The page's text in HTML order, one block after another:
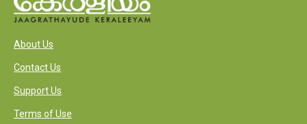
About Us
Contact Us
Support Us
Terms of Use